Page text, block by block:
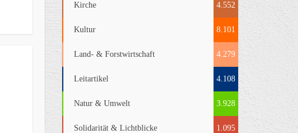
Kirche 4.552
Kultur 8.101
Land- & Forstwirtschaft 4.279
Leitartikel 4.108
Natur & Umwelt 3.928
Solidarität & Lichtblicke 1.095